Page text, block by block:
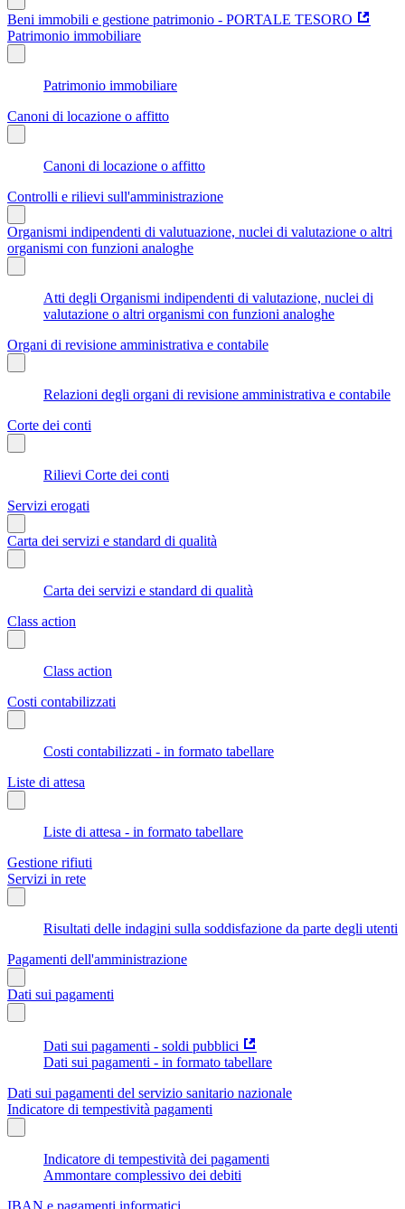
Beni immobili e gestione patrimonio - PORTALE TESORO
Patrimonio immobiliare
Patrimonio immobiliare
Canoni di locazione o affitto
Canoni di locazione o affitto
Controlli e rilievi sull'amministrazione
Organismi indipendenti di valutuazione, nuclei di valutazione o altri
organismi con funzioni analoghe
Atti degli Organismi indipendenti di valutazione, nuclei di
valutazione o altri organismi con funzioni analoghe
Organi di revisione amministrativa e contabile
Relazioni degli organi di revisione amministrativa e contabile
Corte dei conti
Rilievi Corte dei conti
Servizi erogati
Carta dei servizi e standard di qualità
Carta dei servizi e standard di qualità
Class action
Class action
Costi contabilizzati
Costi contabilizzati - in formato tabellare
Liste di attesa
Liste di attesa - in formato tabellare
Gestione rifiuti
Servizi in rete
Risultati delle indagini sulla soddisfazione da parte degli utenti
Pagamenti dell'amministrazione
Dati sui pagamenti
Dati sui pagamenti - soldi pubblici
Dati sui pagamenti - in formato tabellare
Dati sui pagamenti del servizio sanitario nazionale
Indicatore di tempestività pagamenti
Indicatore di tempestività dei pagamenti
Ammontare complessivo dei debiti
IBAN e pagamenti informatici